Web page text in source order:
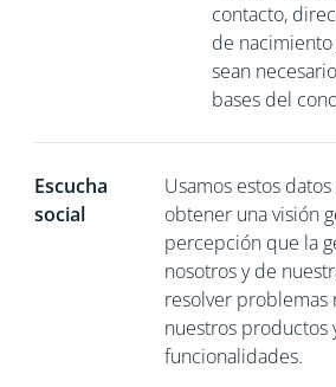
contacto,
de
sean
bases del
Escucha
social
Usamos estos
obtener una visión
percepción que la
nosotros y de
resolver problemas
nuestros productos
funcionalidades.